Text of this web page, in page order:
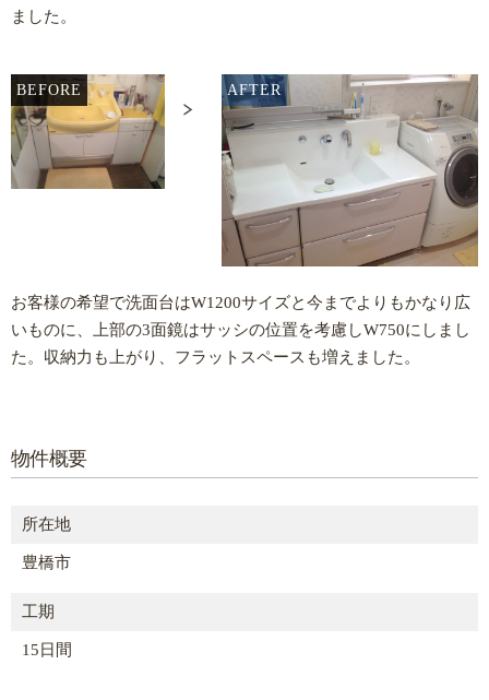
ました。
BEFORE AFTER
お客様の希望で洗面台はW1200サイズと今までよりもかなり広
いものに、上部の3面鏡はサッシの位置を考慮しW750にしまし
た。収納力も上がり、フラットスペースも増えました。
物件概要
所在地
豊橋市
工期
15日間